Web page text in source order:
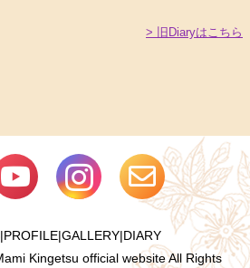
> 旧Diaryはこちら
|PROFILE|GALLERY|DIARY
Kingetsu official website All Rights